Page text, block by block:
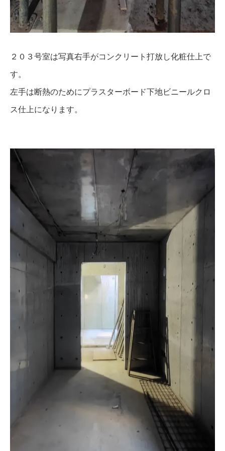
２０３号室は写真右手がコンクリート打放し化粧仕上で
す。
左手は断熱のためにプラスターボード下地ビニールクロ
ス仕上になります。